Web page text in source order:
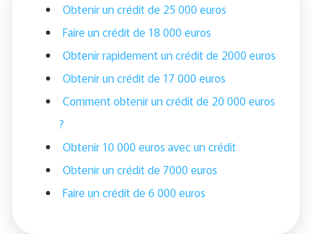
Obtenir un crédit de 25 000 euros
Faire un crédit de 18 000 euros
Obtenir rapidement un crédit de 2000 euros
Obtenir un crédit de 17 000 euros
Comment obtenir un crédit de 20 000 euros
?
Obtenir 10 000 euros avec un crédit
Obtenir un crédit de 7000 euros
Faire un crédit de 6 000 euros